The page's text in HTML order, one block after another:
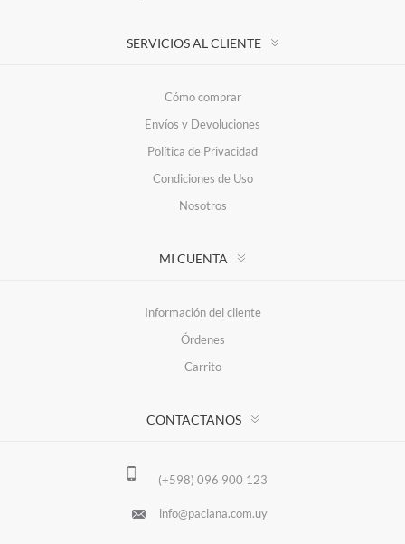
SERVICIOS AL CLIENTE
Cómo comprar
Envíos y Devoluciones
Política de Privacidad
Condiciones de Uso
Nosotros
MI CUENTA
Información del cliente
Órdenes
Carrito
CONTACTANOS
(+598) 096 900 123
info@paciana.com.uy